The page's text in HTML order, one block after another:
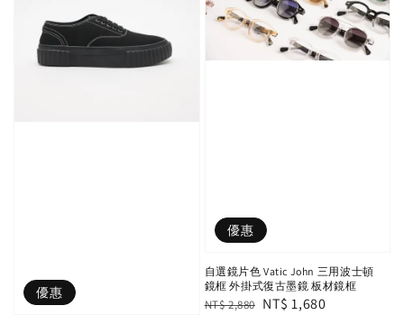
優惠
優惠
自選鏡片色 Vatic John 三用波士頓
鏡框 外掛式復古墨鏡 板材鏡框
Regular
NT$ 2,880 Sale
NT$ 1,680